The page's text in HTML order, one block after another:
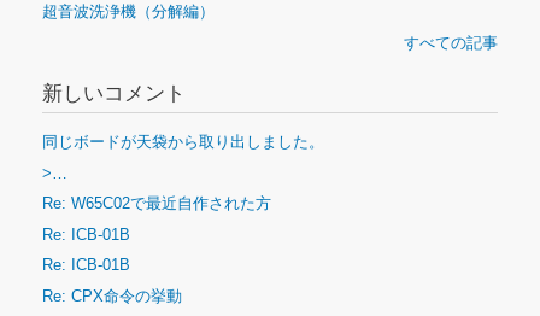
超音波洗浄機（分解編）
すべての記事
新しいコメント
同じボードが天袋から取り出しました。
>…
Re: W65C02で最近自作された方
Re: ICB-01B
Re: ICB-01B
Re: CPX命令の挙動